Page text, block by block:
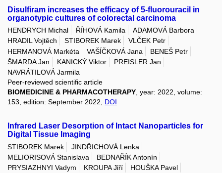
Disulfiram increases the efficacy of 5-fluorouracil in
organotypic cultures of colorectal carcinoma
HENDRYCH Michal ŘÍHOVÁ Kamila
ADAMOVÁ Barbora
HRADIL Vojtěch
STIBOREK Marek
VLČEK Petr
HERMANOVÁ Markéta
VAŠÍČKOVÁ Jana
BENEŠ Petr
ŠMARDA Jan
KANICKÝ Viktor
PREISLER Jan
NAVRÁTILOVÁ Jarmila
Peer-reviewed scientific article
BIOMEDICINE & PHARMACOTHERAPY, year: 2022, volume:
153, edition: September 2022, DOI
Infrared Laser Desorption of Intact Nanoparticles for
Digital Tissue Imaging
STIBOREK Marek
JINDŘICHOVÁ Lenka
MELIORISOVÁ Stanislava
BEDNAŘÍK Antonín
PRYSIAZHNYI Vadym
KROUPA Jiří
HOUŠKA Pavel